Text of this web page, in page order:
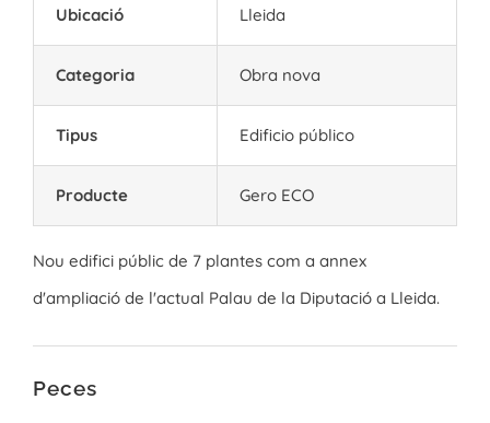
Ubicació Lleida
Categoria Obra nova
Tipus Edificio público
Producte Gero ECO
Nou edifici públic de 7 plantes com a annex
d'ampliació de l'actual Palau de la Diputació a Lleida.
Peces